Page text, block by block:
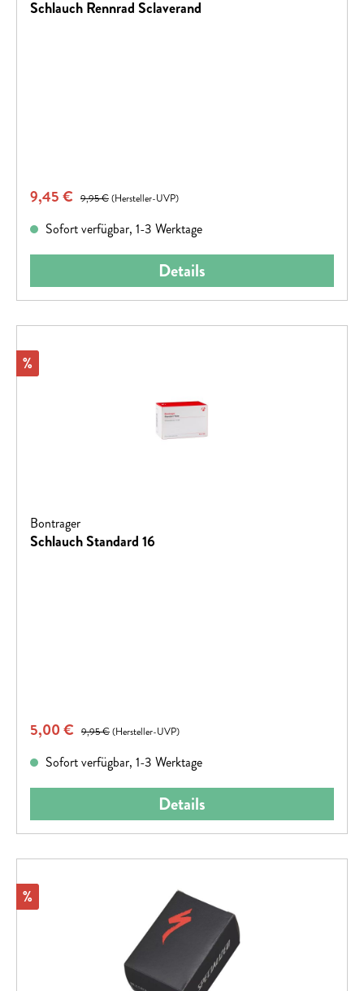
Schlauch Rennrad Sclaverand
Verkaufspreis:
9,45 € Regulärer Preis:
9,95 €(Hersteller-UVP)
Sofort verfügbar, 1-3 Werktage
Details
Rabatt
%
Bontrager
Schlauch Standard 16
Verkaufspreis:
5,00 € Regulärer Preis:
9,95 €(Hersteller-UVP)
Sofort verfügbar, 1-3 Werktage
Details
Rabatt
%